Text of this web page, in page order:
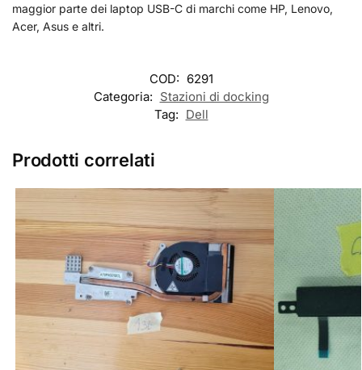
maggior parte dei laptop USB-C di marchi come HP, Lenovo,
Acer, Asus e altri.
COD: 6291
Categoria: Stazioni di docking
Tag: Dell
Prodotti correlati